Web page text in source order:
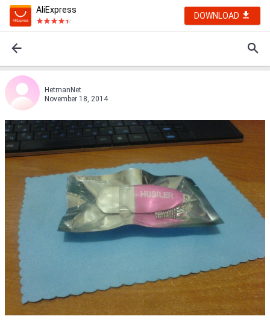
AliExpress
DOWNLOAD
HetmanNet
November 18, 2014